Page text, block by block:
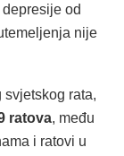
od
nije
rata,
ratova, među
i ratovi u